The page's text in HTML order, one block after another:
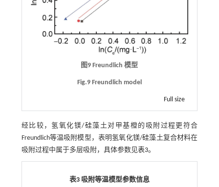
图9 Freundlich 模型
Fig.9 Freundlich model
Full size
经比较，氢氧化镁/硅藻土对甲基橙的吸附过程更符合
Freundlich等温吸附模型，表明氢氧化镁/硅藻土复合材料在
吸附过程中属于多层吸附，具体参数见表3。
表3 吸附等温模型参数信息